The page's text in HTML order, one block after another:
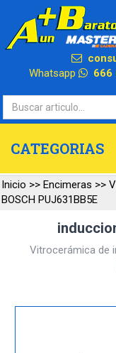
Whatsapp
666
CATEGORIAS
Inicio >> Encimeras >>
BOSCH PUJ631BB5E
Vitrocerámica de